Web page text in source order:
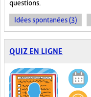
questions.
Idées spontanées (3)
QUIZ EN LIGNE